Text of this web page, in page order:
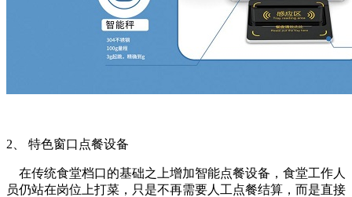
2、 特色窗口点餐设备
在传统食堂档口的基础之上增加智能点餐设备，食堂工作人
员仍站在岗位上打菜，只是不再需要人工点餐结算，而是直接